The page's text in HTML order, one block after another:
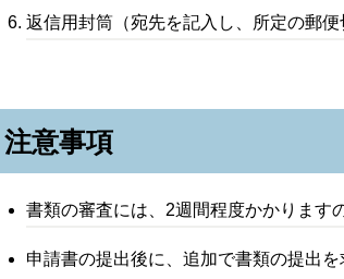
返信用封筒（宛先を記入し、所定の郵便
注意事項
書類の審査には、2週間程度かかります
申請書の提出後に、追加で書類の提出